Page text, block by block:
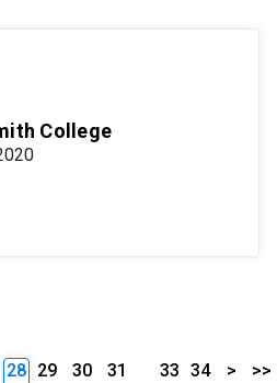
College
28 29 30
31
33 34 > >>